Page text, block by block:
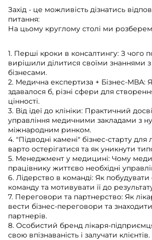
Захід - це можливість дізнатись
питання:
На цьому круглому столі ми
1. Перші кроки в консалтингу: З чого
вирішили ділитися своїми знаннями
бізнесами.
2. Медична експертиза + Бізнес-МВА:
здавалося б, різні сфери для
цінності.
3. Від ідеї до клініки: Практичний
управління медичними закладами з
міжнародним ринком.
4. "Підводні камені" бізнес-старту для
варто остерігатися та як уникнути
5. Менеджмент у медицині: Чому
працівнику життєво необхідні
6. Лідерство в команді: Як
команду та мотивувати її до
7. Переговори та партнерство: Як
вести бізнес-переговори та
партнерів.
8. Особистий бренд лікаря-
свою впізнаваність і залучати клієнтів.